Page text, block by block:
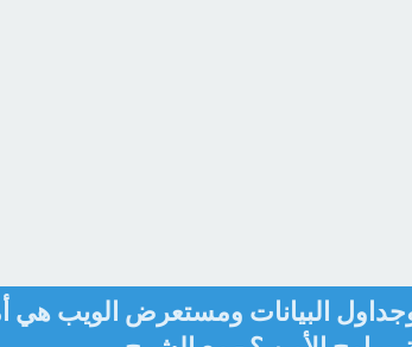
البيانات ومستعرض الويب هي